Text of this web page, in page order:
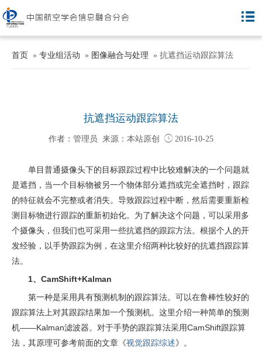
首页 » 专业组活动 » 图像融合与处理 » 抗遮挡运动跟踪算法
抗遮挡运动跟踪算法
作者：管理员 来源：本站原创  2016-10-25
单目普通摄像头下的目标跟踪过程中比较难解决的一个问题就
是遮挡，当一个目标物被另一个物体部分遮挡或完全遮挡时，跟踪
的特征就会不完整或者消失。导致跟踪过程中断，然后需要重新检
测目标物进行跟踪的重新初始化。为了解决这个问题，可以采用多
个摄像头，但我们也可采用一些抗遮挡的跟踪方法。根据个人的开
发经验，以手势跟踪为例，在这里介绍两种比较好的抗遮挡跟踪算
法。
1、CamShift+Kalman
第一种是采用具有预测机制的跟踪算法。可以在鲁棒性较好的
跟踪算法上对其跟踪结果加一个预测机。这里介绍一种简单的预测
机——Kalman滤波器。对于手势的跟踪算法采用CamShift跟踪算
法，其原理可参考前面的文章《视觉跟踪综述》。